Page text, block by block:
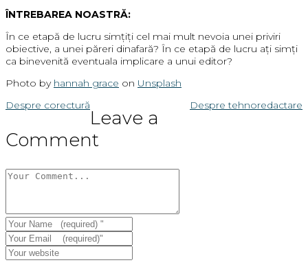
ÎNTREBAREA NOASTRĂ:
În ce etapă de lucru simțiți cel mai mult nevoia unei priviri
obiective, a unei păreri dinafară? În ce etapă de lucru ați simți
ca binevenită eventuala implicare a unui editor?
Photo by hannah grace on Unsplash
Despre corectură
Despre tehnoredactare
Navigare
în
articole
Leave a
Comment